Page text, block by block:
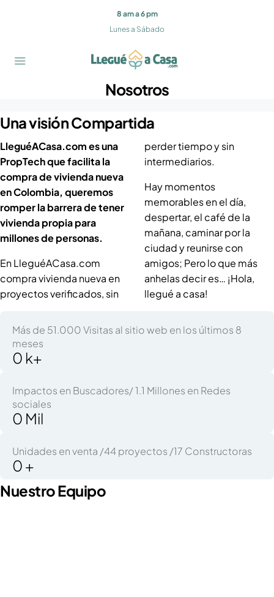
8 am a 6 pm
Lunes a Sábado
Nosotros
Una visión Compartida
LleguéACasa.com es una
PropTech que facilita la
compra de vivienda nueva
en Colombia, queremos
romper la barrera de tener
vivienda propia para
millones de personas.
En LleguéACasa.com
compra vivienda nueva en
proyectos verificados, sin
perder tiempo y sin
intermediarios.
Hay momentos
memorables en el día,
despertar, el café de la
mañana, caminar por la
ciudad y reunirse con
amigos; Pero lo que más
anhelas decir es… ¡Hola,
llegué a casa!
Más de 51.000 Visitas al sitio web en los últimos 8
meses
0 k+
Impactos en Buscadores/ 1.1 Millones en Redes
sociales
0 Mil
Unidades en venta /44 proyectos /17 Constructoras
0 +
Nuestro Equipo